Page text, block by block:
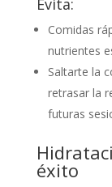
Evita:
Comidas
nutrientes
Saltarte la
retrasar la
futuras
éxito